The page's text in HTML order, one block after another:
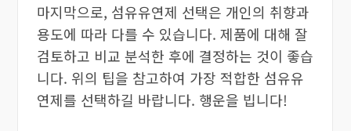
마지막으로, 섬유유연제 선택은 개인의 취향과
용도에 따라 다를 수 있습니다. 제품에 대해 잘
검토하고 비교 분석한 후에 결정하는 것이 좋습
니다. 위의 팁을 참고하여 가장 적합한 섬유유
연제를 선택하길 바랍니다. 행운을 빕니다!